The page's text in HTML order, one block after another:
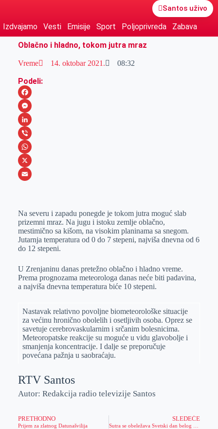
Santos uživo
Izdvajamo Vesti Emisije Sport Poljoprivreda
Zabava
Oblačno i hladno, tokom jutra mraz
Vreme 14. oktobar 2021. 08:32
Podeli:
F
a
c
e
b
o
M
e
s
s
e
e
r
L
i
n
k
I
n
V
i
b
W
h
s
A
p
X
a
i
l
Na severu i zapadu ponegde je tokom jutra moguć slab
prizemni mraz. Na jugu i istoku zemlje oblačno,
mestimično sa kišom, na visokim planinama sa snegom.
Jutarnja temperatura od 0 do 7 stepeni, najviša dnevna od 6
do 12 stepeni.
U Zrenjaninu danas pretežno oblačno i hladno vreme.
Prema prognozama meteorologa danas neće biti padavina,
a najviša dnevna temperatura biće 10 stepeni.
Nastavak relativno povolјne biometeorološke situacije
za većinu hronično obolelih i osetlјivih osoba. Oprez se
savetuje cerebrovaskularnim i srčanim bolesnicima.
Meteoropatske reakcije su moguće u vidu glavobolјe i
smanjenja koncentracije. I dalјe se preporučuje
povećana pažnja u saobraćaju.
RTV Santos
Autor: Redakcija radio televizije Santos
PRETHODNO
Prijem za zlatnog Datunašvilija
SLEDEĆE